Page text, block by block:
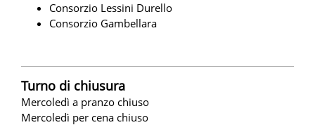
Consorzio Lessini Durello
Consorzio Gambellara
Turno di chiusura
Mercoledì a pranzo chiuso
Mercoledì per cena chiuso